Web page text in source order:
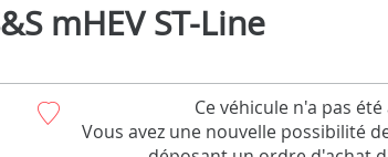
mHEV ST-Line
Ce véhicule n'a pas été
Vous avez une nouvelle possibilité